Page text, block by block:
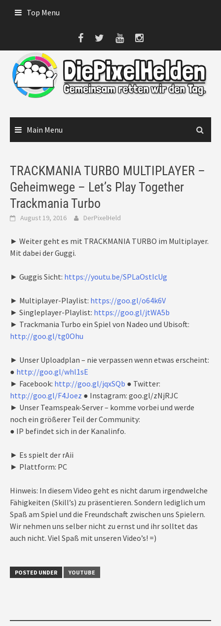
Top Menu
Main Menu
TRACKMANIA TURBO MULTIPLAYER –
Geheimwege – Let’s Play Together
Trackmania Turbo
August 19, 2016 DerPixelHeld
► Weiter geht es mit TRACKMANIA TURBO im Multiplayer.
Mit dabei der Guggi.
► Guggis Sicht: https://youtu.be/SPLaOstIcUg
► Multiplayer-Playlist: https://goo.gl/o64k6V
► Singleplayer-Playlist: https://goo.gl/jtWA5b
► Trackmania Turbo ein Spiel von Nadeo und Ubisoft:
http://goo.gl/tg0Ohu
► Unser Uploadplan – nie verpassen wenn etwas erscheint:
● http://goo.gl/whl1sE
► Facebook: http://goo.gl/jqxSQb ● Twitter:
http://goo.gl/F4Joez ● Instagram: goo.gl/zNjRJC
► Unser Teamspeak-Server – komme vorbei und werde
noch ein größerer Teil der Community:
● IP befindet sich in der Kanalinfo.
► Es spielt der rAii
► Plattform: PC
Hinweis: In diesem Video geht es nicht darum irgendwelche
Fähigkeiten (Skill’s) zu präsentieren. Sondern lediglich um
Spaß am Spiel und die Freundschaft zwischen uns Spielern.
Wir nehmen uns selber nicht zu ernst und ihr solltet das
auch nicht. Viel Spaß mit unseren Video’s! =)
POSTED UNDER YOUTUBE